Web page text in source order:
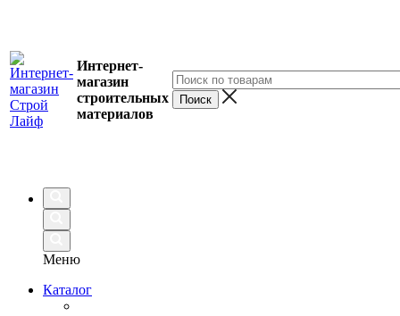
Интернет-
магазин
строительных
материалов
Меню
Каталог